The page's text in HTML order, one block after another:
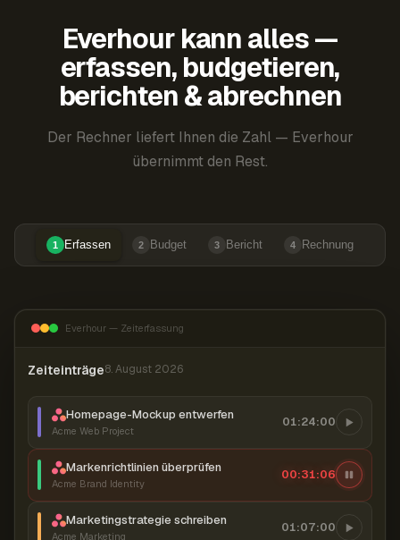
Everhour kann alles —
erfassen, budgetieren,
berichten & abrechnen
Der Rechner liefert Ihnen die Zahl — Everhour
übernimmt den Rest.
1 Erfassen 2 Budget 3 Bericht 4 Rechnung
Everhour — Zeiterfassung
Zeiteinträge8. August 2026
Homepage-Mockup entwerfen
Acme Web Project
01:24:00
Markenrichtlinien überprüfen
Acme Brand Identity
00:31:07
Marketingstrategie schreiben
Acme Marketing
01:07:00